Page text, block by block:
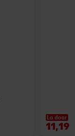
La doar
11,19